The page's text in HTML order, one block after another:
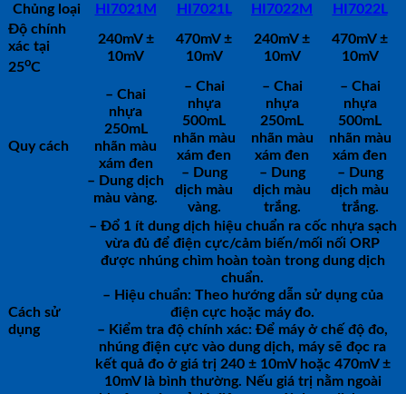
Chủng loại
HI7021M HI7021L HI7022M
HI7022L
Độ chính
xác tại
25oC
240mV ±
10mV
470mV ±
10mV
240mV ±
10mV
470mV ±
10mV
Quy cách
– Chai
nhựa
250mL
nhãn màu
xám đen
– Dung dịch
màu vàng.
– Chai
nhựa
500mL
nhãn màu
xám đen
– Dung
dịch màu
vàng.
– Chai
nhựa
250mL
nhãn màu
xám đen
– Dung
dịch màu
trắng.
– Chai
nhựa
500mL
nhãn màu
xám đen
– Dung
dịch màu
trắng.
Cách sử
dụng
– Đổ 1 ít dung dịch hiệu chuẩn ra cốc nhựa sạch
vừa đủ để điện cực/cảm biến/mối nối ORP
được nhúng chìm hoàn toàn trong dung dịch
chuẩn.
– Hiệu chuẩn: Theo hướng dẫn sử dụng của
điện cực hoặc máy đo.
– Kiểm tra độ chính xác: Để máy ở chế độ đo,
nhúng điện cực vào dung dịch, máy sẽ đọc ra
kết quả đo ở giá trị 240 ± 10mV hoặc 470mV ±
10mV là bình thường. Nếu giá trị nằm ngoài